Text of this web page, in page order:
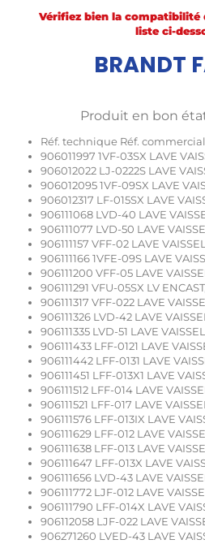
Vérifiez bien la compatibilité
liste ci-
BRANDT
Produit en bon
Réf. technique Réf.
906011997 1VF-03SX LAVE
906012022 LJ-0222S LAVE
906012095 1VF-09SX LAVE
906012317 LF-015SX LAVE
906111068 LVD-40 LAVE
906111077 LVD-50 LAVE
906111157 VFF-02 LAVE
906111166 1VFE-09S LAVE
906111200 VFF-05 LAVE
906111291 VFU-05SX LV
906111317 VFF-022 LAVE
906111326 LVD-42 LAVE
906111335 LVD-51 LAVE
906111433 LFF-0121 LAVE
906111442 LFF-0131 LAVE
906111451 LFF-013X1 LAVE
906111512 LFF-014 LAVE
906111521 LFF-017 LAVE
906111576 LFF-013IX LAVE
906111629 LFF-012 LAVE
906111638 LFF-013 LAVE
906111647 LFF-013X LAVE
906111656 LVD-43 LAVE
906111772 LJF-012 LAVE
906111790 LFF-014X LAVE
906112058 LJF-022 LAVE
906271260 LVED-43 LAVE